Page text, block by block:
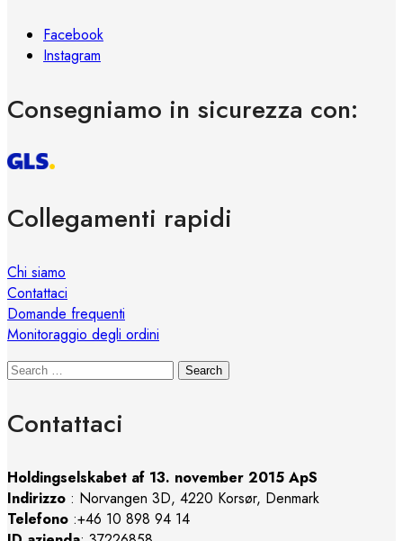
Facebook
Instagram
Consegniamo in sicurezza con:
Collegamenti rapidi
Chi siamo
Contattaci
Domande frequenti
Monitoraggio degli ordini
Search
Contattaci
Holdingselskabet af 13. november 2015 ApS
Indirizzo : Norvangen 3D, 4220 Korsør, Denmark
Telefono :+46 10 898 94 14